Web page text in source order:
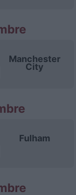
Manchester
City
Fulham